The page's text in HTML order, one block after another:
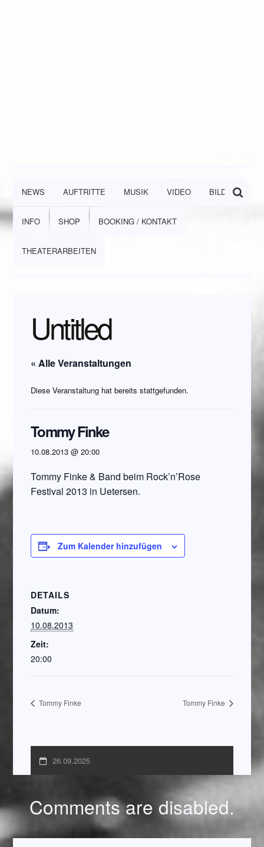
NEWS AUFTRITTE MUSIK VIDEO BILDER
INFO SHOP BOOKING / KONTAKT
THEATERARBEITEN
Untitled
« Alle Veranstaltungen
Diese Veranstaltung hat bereits stattgefunden.
Tommy Finke
10.08.2013 @ 20:00
Tommy Finke & Band beim Rock’n’Rose
Festival 2013 in Uetersen.
Zum Kalender hinzufügen
DETAILS
Datum:
10.08.2013
Zeit:
20:00
Tommy Finke Tommy Finke
26.09.2025
Comments are disabled.